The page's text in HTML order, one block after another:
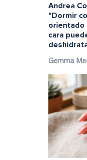
Andrea
"Dormir
orientado
cara
Gemma